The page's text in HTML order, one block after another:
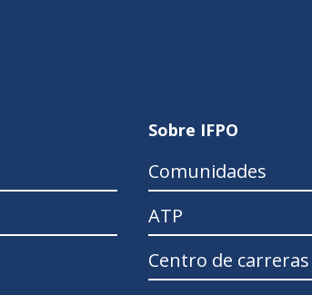
Sobre IFPO
Comunidades
ATP
Centro de carreras